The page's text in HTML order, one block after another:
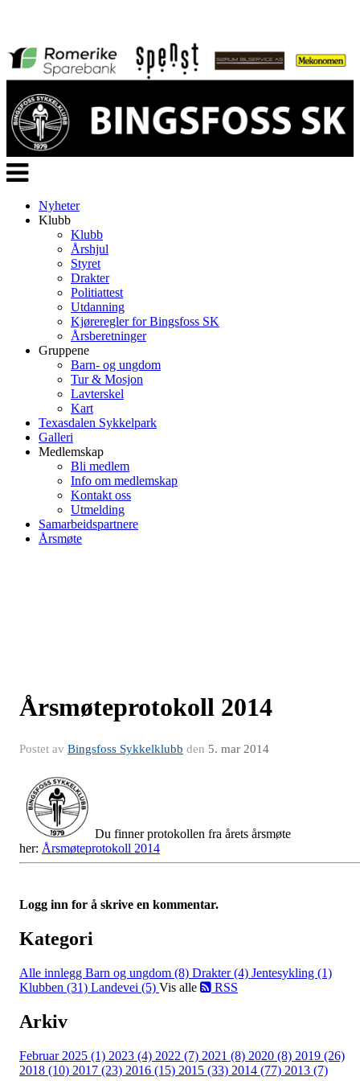
Veksle
navigasjon
Nyheter
Klubb
Klubb
Årshjul
Styret
Drakter
Politiattest
Utdanning
Kjøreregler for Bingsfoss SK
Årsberetninger
Gruppene
Barn- og ungdom
Tur & Mosjon
Lavterskel
Kart
Texasdalen Sykkelpark
Galleri
Medlemskap
Bli medlem
Info om medlemskap
Kontakt oss
Utmelding
Samarbeidspartnere
Årsmøte
Årsmøteprotokoll 2014
Postet av Bingsfoss Sykkelklubb den 5. mar 2014
Du finner protokollen fra årets årsmøte
her: Årsmøteprotokoll 2014
Logg inn for å skrive en kommentar.
Kategori
Alle innlegg Barn og ungdom (8) Drakter (4) Jentesykling (1)
Klubben (31) Landevei (5) Vis alle RSS
Arkiv
Februar 2025 (1) 2023 (4) 2022 (7) 2021 (8) 2020 (8) 2019 (26)
2018 (10) 2017 (23) 2016 (15) 2015 (33) 2014 (77) 2013 (7)